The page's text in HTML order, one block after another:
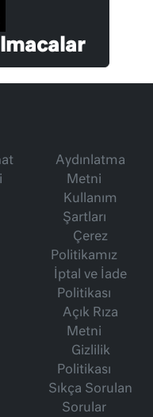
Aydınlatma
Metni
Kullanım
Şartları
Çerez
Politikamız
İptal ve İade
Politikası
Açık Rıza
Metni
Gizlilik
Politikası
Sıkça Sorulan
Sorular